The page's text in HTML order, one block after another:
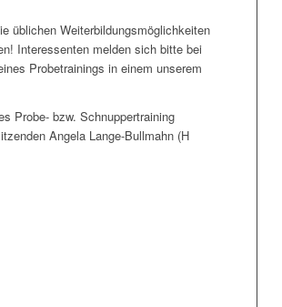
üblichen Weiterbildungsmöglichkeiten
Interessenten melden sich bitte bei
Probetrainings in einem unserem
Probe- bzw. Schnuppertraining
Angela Lange-Bullmahn (H